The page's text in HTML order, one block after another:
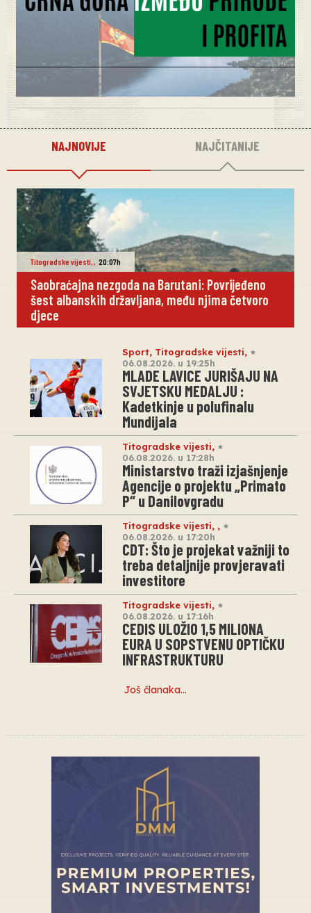
NAJNOVIJE NAJČITANIJE
Titogradske vijesti,, 20:07h
Saobraćajna nezgoda na Barutani: Povrijeđeno
šest albanskih državljana, među njima četvoro
djece
Sport, Titogradske vijesti,
06.08.2026. u 19:25h
MLADE LAVICE JURIŠAJU NA
SVJETSKU MEDALJU :
Kadetkinje u polufinalu
Mundijala
Titogradske vijesti,
06.08.2026. u 17:28h
Ministarstvo traži izjašnjenje
Agencije o projektu „Primato
P“ u Danilovgradu
Titogradske vijesti, ,
06.08.2026. u 17:20h
CDT: Što je projekat važniji to
treba detaljnije provjeravati
investitore
Titogradske vijesti,
06.08.2026. u 17:16h
CEDIS ULOŽIO 1,5 MILIONA
EURA U SOPSTVENU OPTIČKU
INFRASTRUKTURU
Još članaka…